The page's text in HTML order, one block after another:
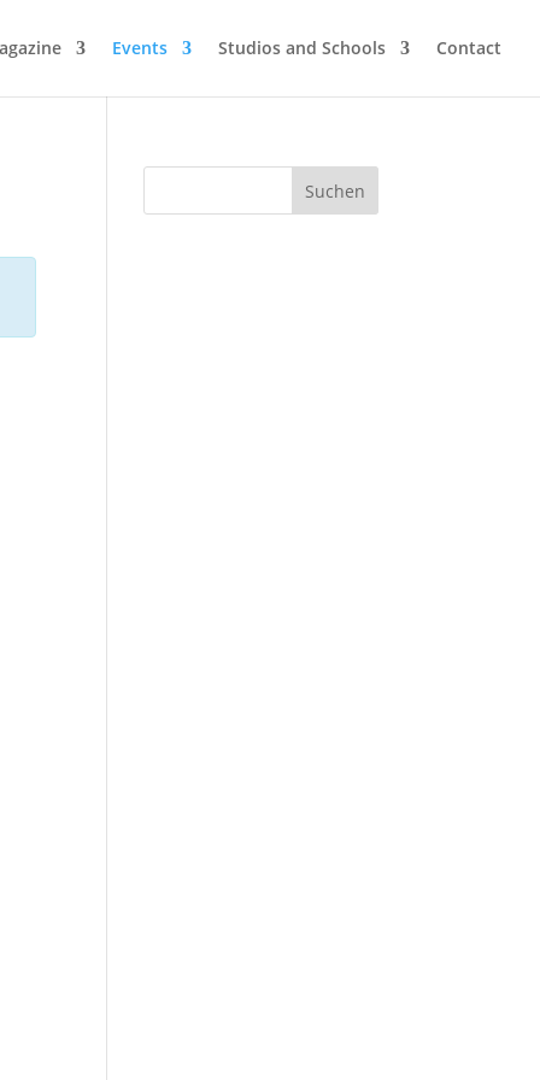
Events Studios and Schools Contact